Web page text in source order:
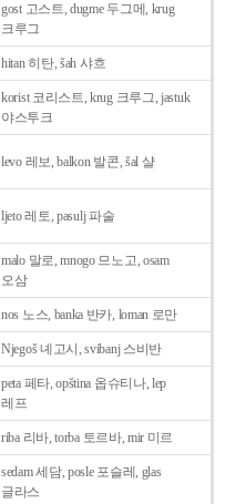
gost 고스트, dugme 두그메, krug
크루그
hitan 히탄, šah 샤흐
korist 코리스트, krug 크루그, jastuk
야스투크
levo 레보, balkon 발콘, šal 샬
ljeto 레토, pasulj 파술
malo 말로, mnogo 므노고, osam
오삼
nos 노스, banka 반카, loman 로만
Njegoš 녜고시, svibanj 스비반
peta 페타, opština 옵슈티나, lep
레프
riba 리바, torba 토르바, mir 미르
sedam 세담, posle 포슬레, glas
글라스